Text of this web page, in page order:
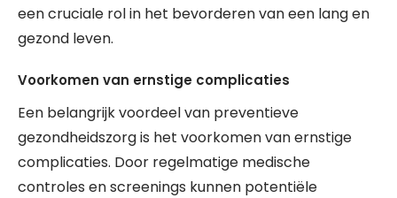
een cruciale rol in het bevorderen van een lang en
gezond leven.
Voorkomen van ernstige complicaties
Een belangrijk voordeel van preventieve
gezondheidszorg is het voorkomen van ernstige
complicaties. Door regelmatige medische
controles en screenings kunnen potentiële